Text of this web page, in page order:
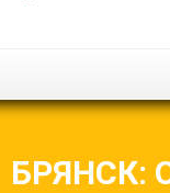
БРЯНСК: